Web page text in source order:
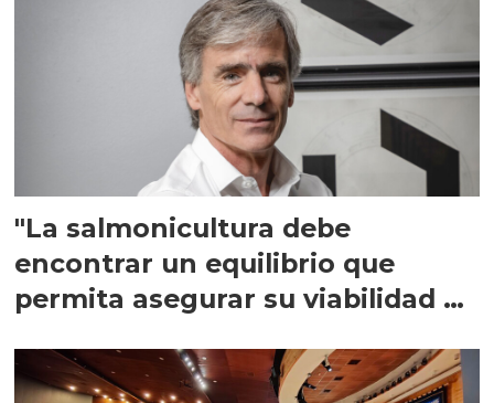
"La salmonicultura debe
encontrar un equilibrio que
permita asegurar su viabilidad de